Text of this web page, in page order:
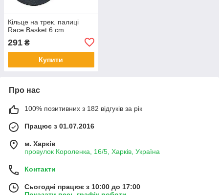
Кільце на трек. палиці
Race Basket 6 cm
291 ₴
Купити
Про нас
100% позитивних з 182 відгуків за рік
Працює з 01.07.2016
м. Харків
провулок Короленка, 16/5, Харків, Україна
Контакти
Сьогодні працює з 10:00 до 17:00